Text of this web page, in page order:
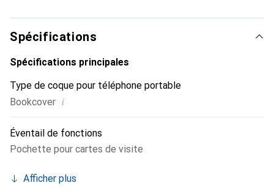
marque Noreve est un choix sûr pour une clientèle
exigeante.
Spécifications
Spécifications principales
Type de coque pour téléphone portable
Bookcover i
Éventail de fonctions
Pochette pour cartes de visite
Afficher plus